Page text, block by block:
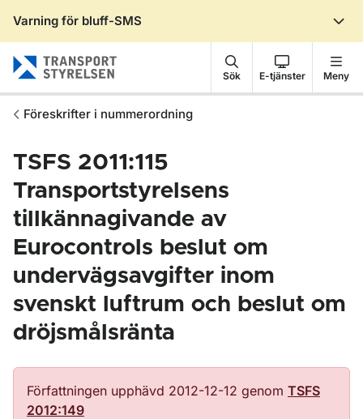
Varning för bluff-SMS
Sök E-tjänster Meny
Föreskrifter i nummerordning
TSFS 2011:115
Transportstyrelsens
tillkännagivande av
Eurocontrols beslut om
undervägsavgifter inom
svenskt luftrum och beslut om
dröjsmålsränta
Författningen upphävd 2012-12-12 genom TSFS
2012:149